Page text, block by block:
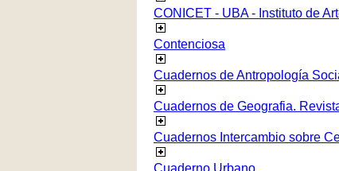
CONICET - UBA - Instituto de
Contenciosa
Cuadernos de Antropología
Cuadernos de Geografia.
Cuadernos Intercambio sobre
Cuaderno Urbano